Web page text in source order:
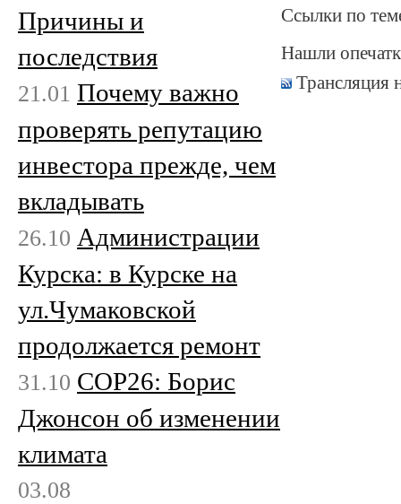
Ссылки по
Нашли
Трансляция
Причины и
последствия
21.01 Почему важно
проверять репутацию
инвестора прежде, чем
вкладывать
26.10 Администрации
Курска: в Курске на
ул.Чумаковской
продолжается ремонт
31.10 COP26: Борис
Джонсон об изменении
климата
03.08